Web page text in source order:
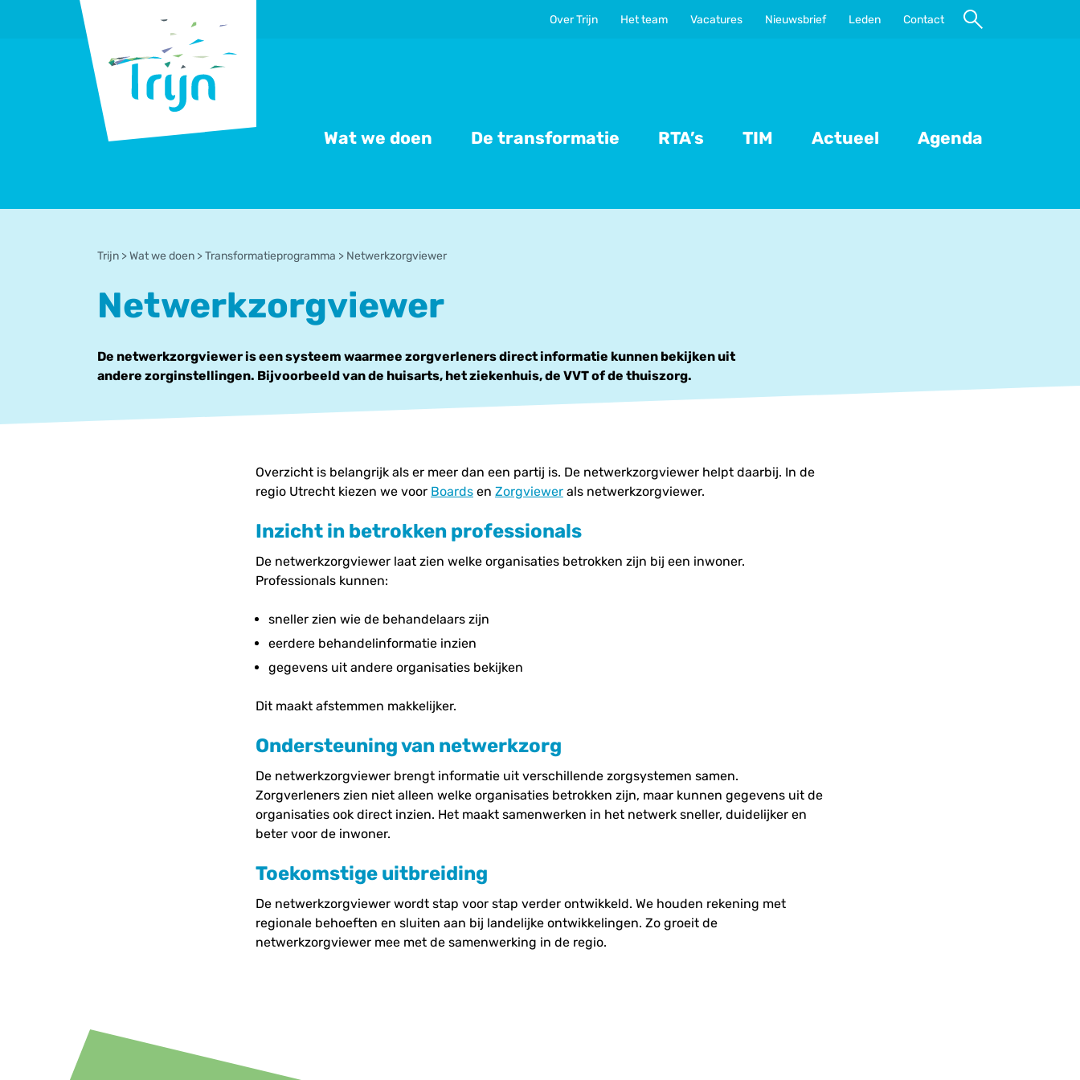
Wat we doen De transformatie RTA’s TIM Actueel Agenda
Over Trijn Het team Vacatures Nieuwsbrief Leden Contact
Naar
Trijn >Wat we doen >Transformatieprogramma > Netwerkzorgviewer
Netwerkzorgviewer
De netwerkzorgviewer is een systeem waarmee zorgverleners direct informatie kunnen bekijken uit
andere zorginstellingen. Bijvoorbeeld van de huisarts, het ziekenhuis, de VVT of de thuiszorg.
Overzicht is belangrijk als er meer dan een partij is. De netwerkzorgviewer helpt daarbij. In de
regio Utrecht kiezen we voor Boards en Zorgviewer als netwerkzorgviewer.
Inzicht in betrokken professionals
De netwerkzorgviewer laat zien welke organisaties betrokken zijn bij een inwoner.
Professionals kunnen:
sneller zien wie de behandelaars zijn
eerdere behandelinformatie inzien
gegevens uit andere organisaties bekijken
Dit maakt afstemmen makkelijker.
Ondersteuning van netwerkzorg
De netwerkzorgviewer brengt informatie uit verschillende zorgsystemen samen.
Zorgverleners zien niet alleen welke organisaties betrokken zijn, maar kunnen gegevens uit de
organisaties ook direct inzien. Het maakt samenwerken in het netwerk sneller, duidelijker en
beter voor de inwoner.
Toekomstige uitbreiding
De netwerkzorgviewer wordt stap voor stap verder ontwikkeld. We houden rekening met
regionale behoeften en sluiten aan bij landelijke ontwikkelingen. Zo groeit de
netwerkzorgviewer mee met de samenwerking in de regio.